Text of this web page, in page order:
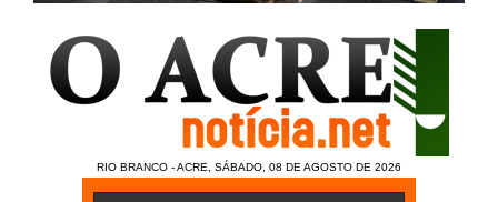
RIO BRANCO - ACRE, SÁBADO, 08 DE AGOSTO DE 2026